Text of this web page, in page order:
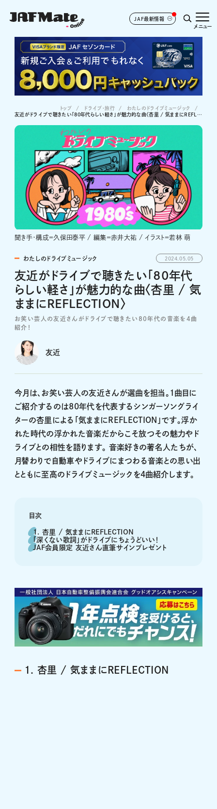
JAF最新情報
メニュー
トップ ドライブ･旅行
わたしのドライブミュージック
友近がドライブで聴きたい「80年代らしい軽さ」が魅力的な曲〈杏里 / 気ままにREFLECTION〉
聞き手・構成＝久保田泰平 / 編集＝赤井大祐 / イラスト＝若林 萌
わたしのドライブミュージック 2024.05.05
友近がドライブで聴きたい「80年代
らしい軽さ」が魅力的な曲〈杏里 / 気
ままにREFLECTION〉
お笑い芸人の友近さんがドライブで聴きたい80年代の音楽を4曲
紹介！
友近
今月は、お笑い芸人の友近さんが選曲を担当。1曲目に
ご紹介するのは80年代を代表するシンガーソングライ
ターの杏里による「気ままにREFLECTION」です。浮か
れた時代の浮かれた音楽だからこそ放つその魅力やド
ライブとの相性を語ります。 音楽好きの著名人たちが、
月替わりで自動車やドライブにまつわる音楽との思い出
とともに至高のドライブミュージックを4曲紹介します。
目次
1. 杏里 / 気ままにREFLECTION
「深くない歌詞」がドライブにちょうどいい！
JAF会員限定 友近さん直筆サインプレゼント
1. 杏里 / 気ままにREFLECTION